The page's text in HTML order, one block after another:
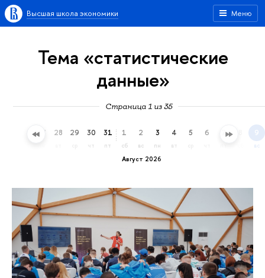
Меню
Высшая школа экономики
Тема «статистические
данные»
Страница 1 из 35
27 28 29 30
чт
31
пт
Август 2026
1
сб
2
вс
3
пн
4
вт
5 6 7 9
вс